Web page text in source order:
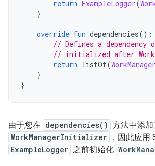
return ExampleLogger(
}
override fun dependencies():
// Defines a dependency
// initialized after
return listOf(
}
}
由于您在 dependencies() 方法中添加
WorkManagerInitializer ，因此应
ExampleLogger 之前初始化